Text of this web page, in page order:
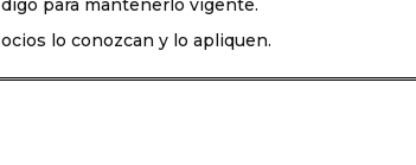
para mantenerlo vigente.
lo conozcan y lo apliquen.